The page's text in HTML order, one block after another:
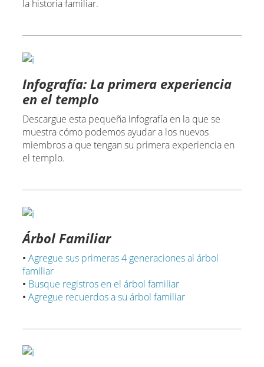
la historia familiar.
Infografía: La primera experiencia
en el templo
Descargue esta pequeña infografía en la que se
muestra cómo podemos ayudar a los nuevos
miembros a que tengan su primera experiencia en
el templo.
Árbol Familiar
• Agregue sus primeras 4 generaciones al árbol
familiar
• Busque registros en el árbol familiar
• Agregue recuerdos a su árbol familiar